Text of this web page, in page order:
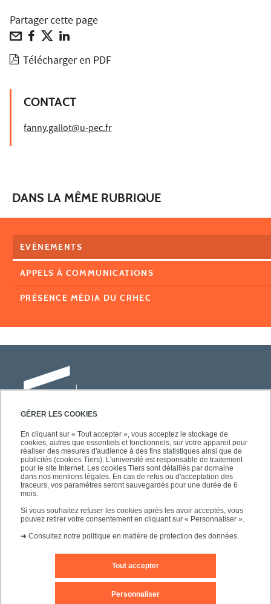
GÉRER LES COOKIES
En cliquant sur « Tout accepter », vous acceptez le stockage de
cookies, autres que essentiels et fonctionnels, sur votre appareil pour
réaliser des mesures d'audience à des fins statistiques ainsi que de
publicités (cookies Tiers). L'université est responsable de traitement
pour le site Internet. Les cookies Tiers sont détaillés par domaine
dans nos mentions légales. En cas de refus ou d'acceptation des
traceurs, vos paramètres seront sauvegardés pour une durée de 6
mois.
Si vous souhaitez refuser les cookies après les avoir acceptés, vous
pouvez retirer votre consentement en cliquant sur « Personnaliser ».
➜ Consultez notre politique en matière de protection des données.
Tout accepter
Personnaliser
Partager cette page
Télécharger en PDF
CONTACT
fanny.gallot@u-pec.fr
DANS LA MÊME RUBRIQUE
EVÈNEMENTS
APPELS À COMMUNICATIONS
PRÉSENCE MÉDIA DU CRHEC
Université Paris-Est Créteil
Faculté des lettres, langues et sciences
humaines
61, avenue du Général de Gaulle
94010 Créteil
Mentions légales